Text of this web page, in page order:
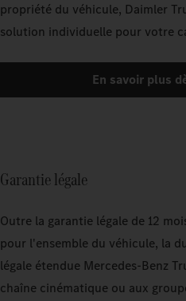
propriété du véhicule, Daimler
solution individuelle pour votre
En savoir plus
Garantie légale
Outre la garantie légale de 12
pour l'ensemble du véhicule, la
légale étendue Mercedes‑Benz
chaîne cinématique ou aux